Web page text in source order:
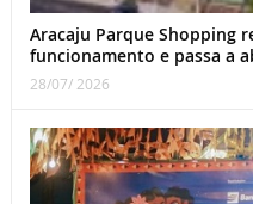
Aracaju Parque Shopping
funcionamento e passa a
28/07/ 2026